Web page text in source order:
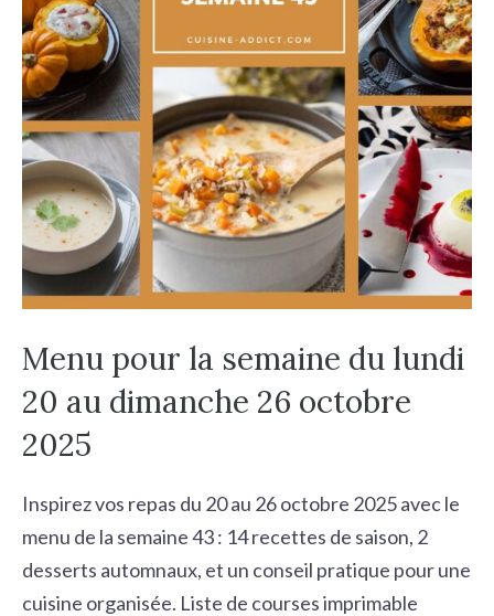
Menu pour la semaine du lundi
20 au dimanche 26 octobre
2025
Inspirez vos repas du 20 au 26 octobre 2025 avec le
menu de la semaine 43 : 14 recettes de saison, 2
desserts automnaux, et un conseil pratique pour une
cuisine organisée. Liste de courses imprimable